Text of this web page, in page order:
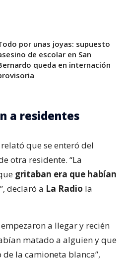
por unas joyas: supuesto
de escolar en San
queda en internación
a residentes
que se enteró del
otra residente. “La
gritaban era que habían
”, declaró a La Radio la
empezaron a llegar y recién
matado a alguien y que
la camioneta blanca”,